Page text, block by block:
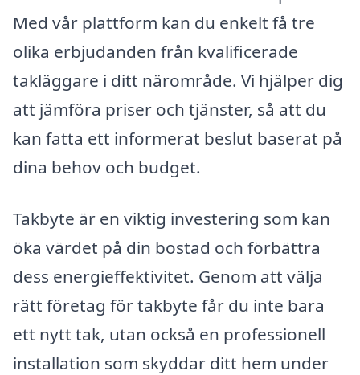
Med vår plattform kan du enkelt få tre
olika erbjudanden från kvalificerade
takläggare i ditt närområde. Vi hjälper dig
att jämföra priser och tjänster, så att du
kan fatta ett informerat beslut baserat på
dina behov och budget.
Takbyte är en viktig investering som kan
öka värdet på din bostad och förbättra
dess energieffektivitet. Genom att välja
rätt företag för takbyte får du inte bara
ett nytt tak, utan också en professionell
installation som skyddar ditt hem under